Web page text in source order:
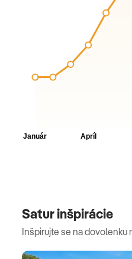
Satur inšpirácie
Inšpirujte se na dovolenku